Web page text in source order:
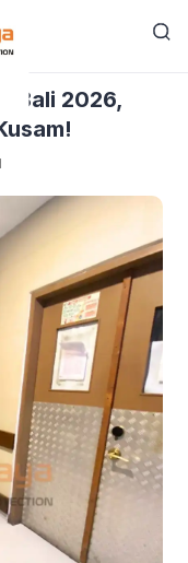
Kitchen Hotel
Bali 2026,